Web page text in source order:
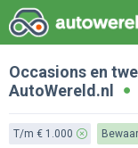
Occasions en
AutoWereld.nl
T/m € 1.000